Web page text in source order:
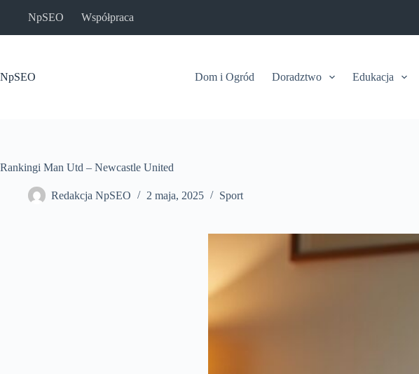
NpSEO Współpraca
NpSEO Dom i Ogród Doradztwo Edukacja
Rankingi Man Utd – Newcastle United
Redakcja NpSEO 2 maja, 2025 Sport